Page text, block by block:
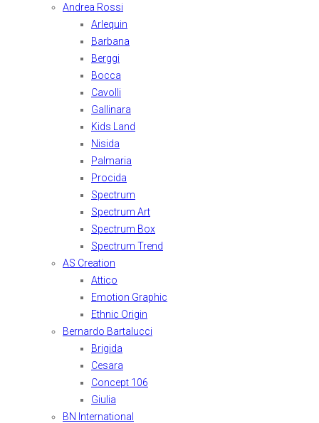
Andrea Rossi
Arlequin
Barbana
Berggi
Bocca
Cavolli
Gallinara
Kids Land
Nisida
Palmaria
Procida
Spectrum
Spectrum Art
Spectrum Box
Spectrum Trend
AS Creation
Attico
Emotion Graphic
Ethnic Origin
Bernardo Bartalucci
Brigida
Cesara
Concept 106
Giulia
BN International